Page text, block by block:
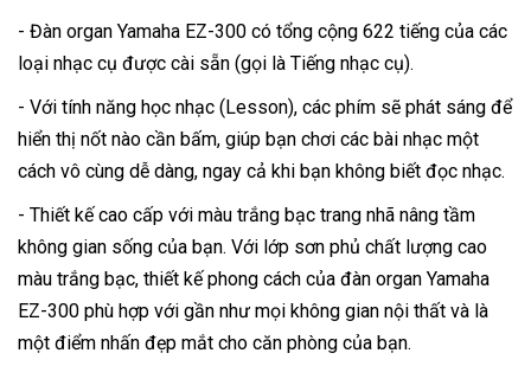
- Đàn organ Yamaha EZ-300 có tổng cộng 622 tiếng của các
loại nhạc cụ được cài sẵn (gọi là Tiếng nhạc cụ).
- Với tính năng học nhạc (Lesson), các phím sẽ phát sáng để
hiển thị nốt nào cần bấm, giúp bạn chơi các bài nhạc một
cách vô cùng dễ dàng, ngay cả khi bạn không biết đọc nhạc.
- Thiết kế cao cấp với màu trắng bạc trang nhã nâng tầm
không gian sống của bạn. Với lớp sơn phủ chất lượng cao
màu trắng bạc, thiết kế phong cách của đàn organ Yamaha
EZ-300 phù hợp với gần như mọi không gian nội thất và là
một điểm nhấn đẹp mắt cho căn phòng của bạn.